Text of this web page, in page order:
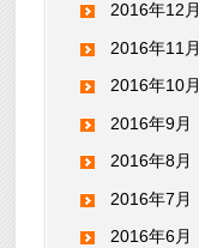
2016年12月
2016年11月
2016年10月
2016年9月
2016年8月
2016年7月
2016年6月